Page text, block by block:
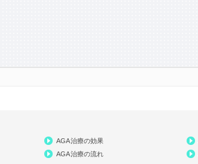
AGA治療の効果
AGA治療の流れ